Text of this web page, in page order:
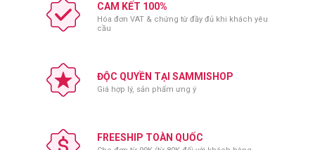
CAM KẾT 100%
Hóa đơn VAT & chứng từ đầy đủ khi khách yêu
cầu
ĐỘC QUYỀN TẠI SAMMISHOP
Giá hợp lý, sản phẩm ưng ý
FREESHIP TOÀN QUỐC